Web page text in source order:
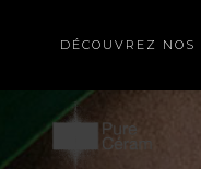
DÉCOUVREZ NOS